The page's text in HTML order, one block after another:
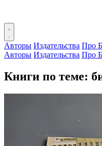
Авторы Издательства Про
Авторы Издательства Про
Книги по теме: